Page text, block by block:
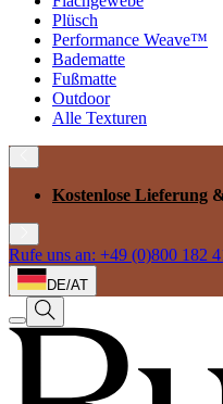
Plüsch
Performance Weave™
Badematte
Fußmatte
Outdoor
Alle Texturen
Kostenlose Lieferung
Rufe uns an: +49 (0)800 182
DE/AT